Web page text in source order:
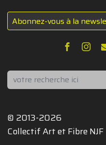
Abonnez-vous à la
Rechercher
© 2013-2026
Collectif Art et Fibre NJF